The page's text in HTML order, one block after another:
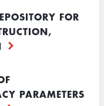
FOR
PARAMETERS